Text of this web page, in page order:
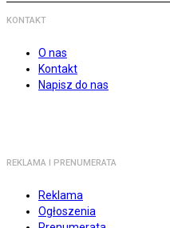
KONTAKT
O nas
Kontakt
Napisz do nas
REKLAMA I PRENUMERATA
Reklama
Ogłoszenia